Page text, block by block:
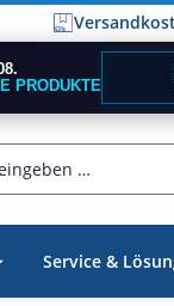
PRODUKTE
Service &